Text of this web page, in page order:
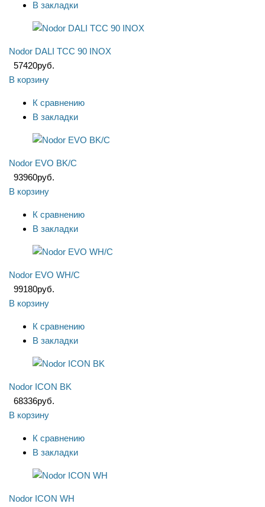
В закладки
Nodor DALI TCC 90 INOX
57420руб.
В корзину
К сравнению
В закладки
Nodor EVO BK/C
93960руб.
В корзину
К сравнению
В закладки
Nodor EVO WH/C
99180руб.
В корзину
К сравнению
В закладки
Nodor ICON BK
68336руб.
В корзину
К сравнению
В закладки
Nodor ICON WH